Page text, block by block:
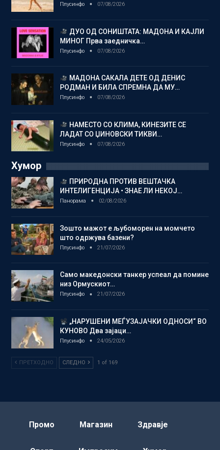
Плусинфо 07/08/2026
ДУО ОД СОНИШТАТА: МАДОНА И КАЈЛИ
МИНОГ Прва заедничка…
Плусинфо 07/08/2026
МАДОНА САКАЛА ДЕТЕ ОД ДЕНИС
РОДМАН И БИЛА СПРЕМНА ДА МУ…
Плусинфо 07/08/2026
НАМЕСТО СО КЛИМА, КИНЕЗИТЕ СЕ
ЛАДАТ СО ЏИНОВСКИ ТИКВИ…
Плусинфо 07/08/2026
Хумор
ПРИРОДНА ПРОТИВ ВЕШТАЧКА
ИНТЕЛИГЕНЦИЈА • ЗНАЕ ЛИ НЕКОЈ…
Панорама 02/08/2026
Зошто мажот е љубоморен на момчето
што одржува базени?
Плусинфо 21/07/2026
Само македонски танкер успеал да помине
низ Ормускиот…
Плусинфо 21/07/2026
„НАРУШЕНИ МЕЃУЗАЈАЧКИ ОДНОСИ“ ВО
КУНОВО Два зајаци…
Плусинфо 24/05/2026
ПРЕТХОДНО СЛЕДНО 1 of 169
Промо Магазин Здравје